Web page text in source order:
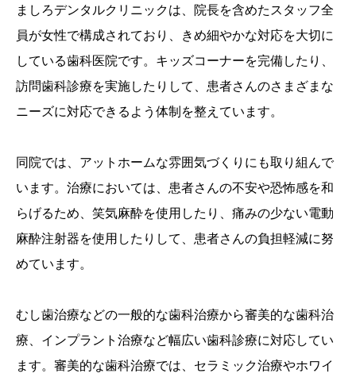
ましろデンタルクリニックは、院長を含めたスタッフ全
員が女性で構成されており、きめ細やかな対応を大切に
している歯科医院です。キッズコーナーを完備したり、
訪問歯科診療を実施したりして、患者さんのさまざまな
ニーズに対応できるよう体制を整えています。
同院では、アットホームな雰囲気づくりにも取り組んで
います。治療においては、患者さんの不安や恐怖感を和
らげるため、笑気麻酔を使用したり、痛みの少ない電動
麻酔注射器を使用したりして、患者さんの負担軽減に努
めています。
むし歯治療などの一般的な歯科治療から審美的な歯科治
療、インプラント治療など幅広い歯科診療に対応してい
ます。審美的な歯科治療では、セラミック治療やホワイ